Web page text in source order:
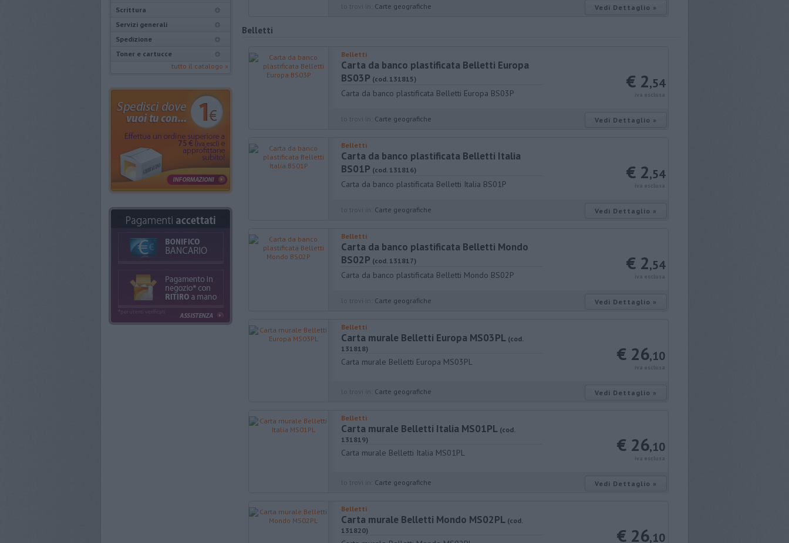
Scrittura
Servizi generali
Spedizione
Toner e cartucce
tutto il catalogo »
Carte geografiche Vedi Dettaglio »
Belletti
Belletti
Carta da banco plastificata Belletti Europa
BS03P (cod. 131815)
Carta da banco plastificata Belletti Europa BS03P
€ 2,54
iva esclusa
Carte geografiche Vedi Dettaglio »
Belletti
Carta da banco plastificata Belletti Italia
BS01P (cod. 131816)
Carta da banco plastificata Belletti Italia BS01P
€ 2,54
iva esclusa
Carte geografiche Vedi Dettaglio »
Belletti
Carta da banco plastificata Belletti Mondo
BS02P (cod. 131817)
Carta da banco plastificata Belletti Mondo BS02P
€ 2,54
iva esclusa
Carte geografiche Vedi Dettaglio »
Belletti
Carta murale Belletti Europa MS03PL (cod.
131818)
Carta murale Belletti Europa MS03PL € 26,10
iva esclusa
Carte geografiche Vedi Dettaglio »
Belletti
Carta murale Belletti Italia MS01PL (cod.
131819)
Carta murale Belletti Italia MS01PL € 26,10
iva esclusa
Carte geografiche Vedi Dettaglio »
Belletti
Carta murale Belletti Mondo MS02PL (cod.
131820)
€ 26,10